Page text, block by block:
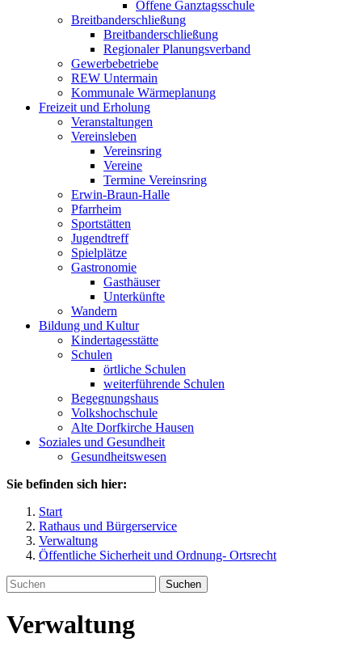
Offene Ganztagsschule
Breitbanderschließung
Breitbanderschließung
Regionaler Planungsverband
Gewerbebetriebe
REW Untermain
Kommunale Wärmeplanung
Freizeit und Erholung
Veranstaltungen
Vereinsleben
Vereinsring
Vereine
Termine Vereinsring
Erwin-Braun-Halle
Pfarrheim
Sportstätten
Jugendtreff
Spielplätze
Gastronomie
Gasthäuser
Unterkünfte
Wandern
Bildung und Kultur
Kindertagesstätte
Schulen
örtliche Schulen
weiterführende Schulen
Begegnungshaus
Volkshochschule
Alte Dorfkirche Hausen
Soziales und Gesundheit
Gesundheitswesen
Sie befinden sich hier:
Start
Rathaus und Bürgerservice
Verwaltung
Öffentliche Sicherheit und Ordnung- Ortsrecht
Suchen
Verwaltung